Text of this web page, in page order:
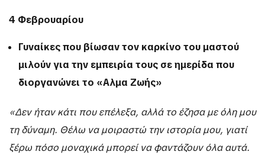
4 Φεβρουαρίου
Γυναίκες που βίωσαν τον καρκίνο του μαστού
μιλούν για την εμπειρία τους σε ημερίδα που
διοργανώνει το «Αλμα Ζωής»
«Δεν ήταν κάτι που επέλεξα, αλλά το έζησα με όλη μου
τη δύναμη. Θέλω να μοιραστώ την ιστορία μου, γιατί
ξέρω πόσο μοναχικά μπορεί να φαντάζουν όλα αυτά.